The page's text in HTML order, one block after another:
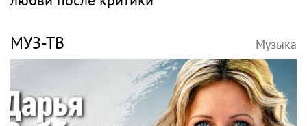
МУЗ-ТВ Музыка